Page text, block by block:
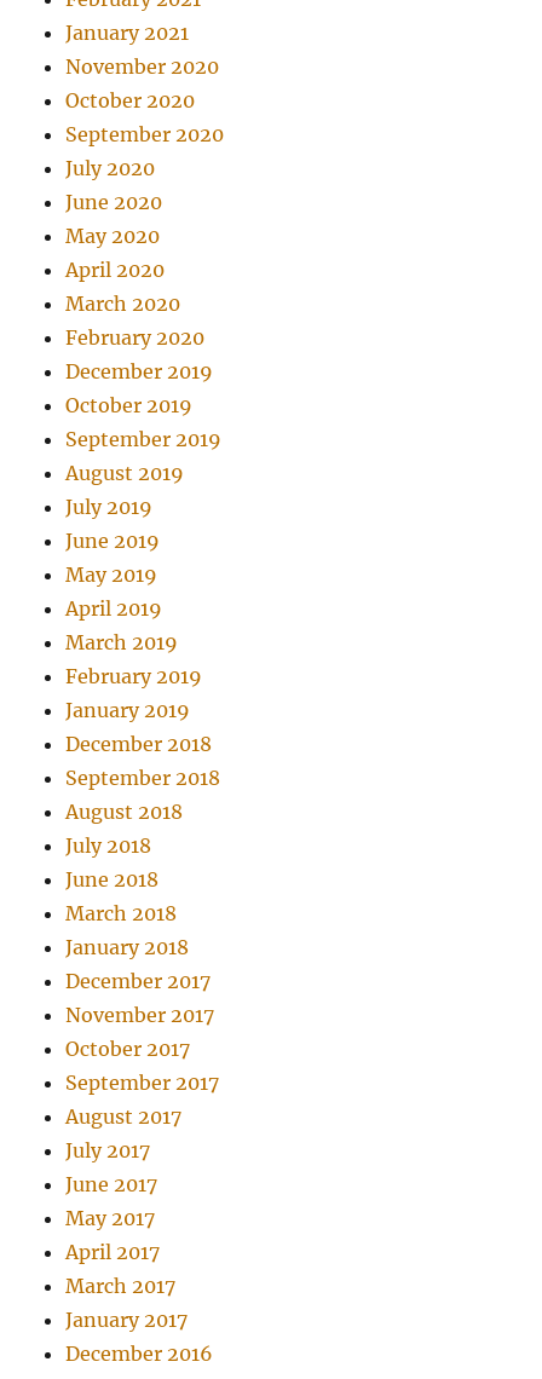
January 2021
November 2020
October 2020
September 2020
July 2020
June 2020
May 2020
April 2020
March 2020
February 2020
December 2019
October 2019
September 2019
August 2019
July 2019
June 2019
May 2019
April 2019
March 2019
February 2019
January 2019
December 2018
September 2018
August 2018
July 2018
June 2018
March 2018
January 2018
December 2017
November 2017
October 2017
September 2017
August 2017
July 2017
June 2017
May 2017
April 2017
March 2017
January 2017
December 2016